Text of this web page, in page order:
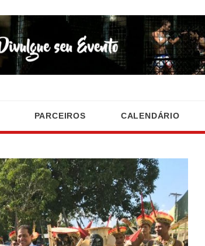
PARCEIROS CALENDÁRIO